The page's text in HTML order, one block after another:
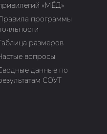
«МЁД»
программы
размеров
вопросы
данные по
СОУТ